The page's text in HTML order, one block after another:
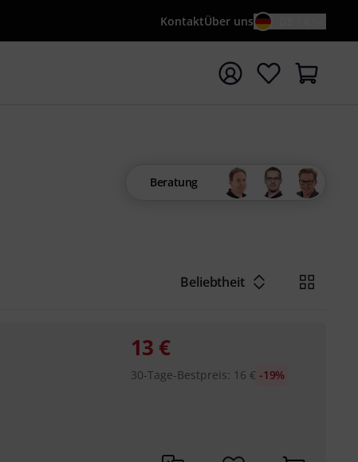
KontaktÜber uns
mit Suchwort {searchTerm} starten
Beratung
Beliebtheit
13 €
30-Tage-Bestpreis: 16 € -19%